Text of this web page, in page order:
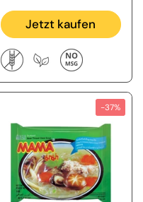
Jetzt kaufen
-37%